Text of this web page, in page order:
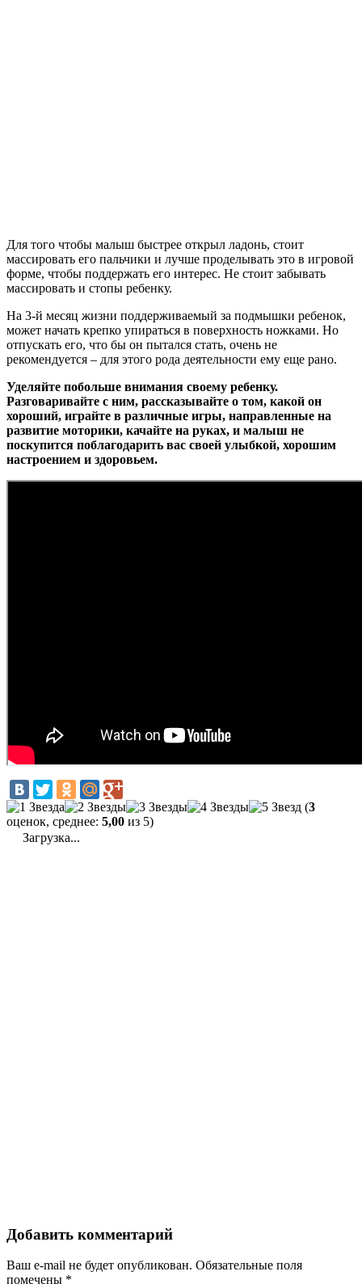
Для того чтобы малыш быстрее открыл ладонь, стоит
массировать его пальчики и лучше проделывать это в игровой
форме, чтобы поддержать его интерес. Не стоит забывать
массировать и стопы ребенку.
На 3-й месяц жизни поддерживаемый за подмышки ребенок,
может начать крепко упираться в поверхность ножками. Но
отпускать его, что бы он пытался стать, очень не
рекомендуется – для этого рода деятельности ему еще рано.
Уделяйте побольше внимания своему ребенку.
Разговаривайте с ним, рассказывайте о том, какой он
хороший, играйте в различные игры, направленные на
развитие моторики, качайте на руках, и малыш не
поскупится поблагодарить вас своей улыбкой, хорошим
настроением и здоровьем.
(3
оценок, среднее: 5,00 из 5)
Загрузка...
Добавить комментарий
Ваш e-mail не будет опубликован. Обязательные поля
помечены *